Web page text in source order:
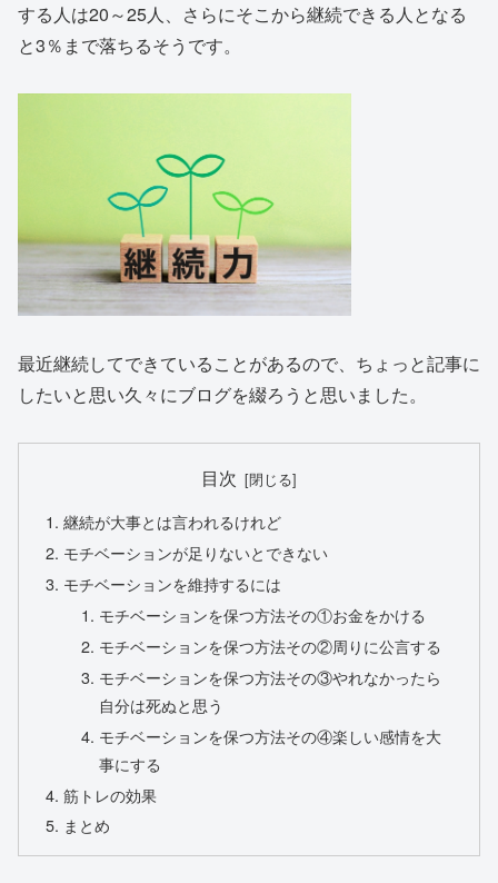
する人は20～25人、さらにそこから継続できる人となる
と3％まで落ちるそうです。
最近継続してできていることがあるので、ちょっと記事に
したいと思い久々にブログを綴ろうと思いました。
目次
継続が大事とは言われるけれど
モチベーションが足りないとできない
モチベーションを維持するには
モチベーションを保つ方法その①お金をかける
モチベーションを保つ方法その②周りに公言する
モチベーションを保つ方法その③やれなかったら
自分は死ぬと思う
モチベーションを保つ方法その④楽しい感情を大
事にする
筋トレの効果
まとめ